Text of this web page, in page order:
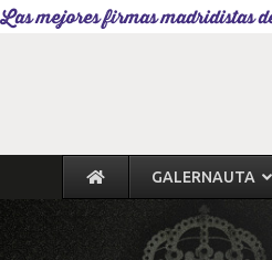
Las mejores firmas madridistas
GALERNAUTA